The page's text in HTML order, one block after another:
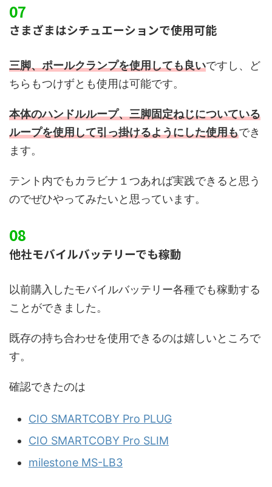
さまざまはシチュエーションで使用可能
三脚、ポールクランプを使用しても良いですし、ど
ちらもつけずとも使用は可能です。
本体のハンドルループ、三脚固定ねじについている
ループを使用して引っ掛けるようにした使用もでき
ます。
テント内でもカラビナ１つあれば実践できると思う
のでぜひやってみたいと思っています。
他社モバイルバッテリーでも稼動
以前購入したモバイルバッテリー各種でも稼動する
ことができました。
既存の持ち合わせを使用できるのは嬉しいところで
す。
確認できたのは
CIO SMARTCOBY Pro PLUG
CIO SMARTCOBY Pro SLIM
milestone MS-LB3